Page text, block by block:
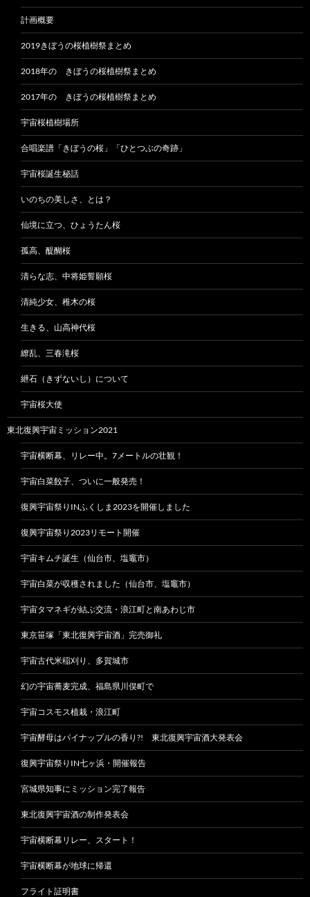
計画概要
2019きぼうの桜植樹祭まとめ
2018年の きぼうの桜植樹祭まとめ
2017年の きぼうの桜植樹祭まとめ
宇宙桜植樹場所
合唱楽譜「きぼうの桜」「ひとつぶの奇跡」
宇宙桜誕生秘話
いのちの美しさ、とは？
仙境に立つ、ひょうたん桜
孤高、醍醐桜
清らな志、中将姫誓願桜
清純少女、稚木の桜
生きる、山高神代桜
繚乱、三春滝桜
紲石（きずないし）について
宇宙桜大使
東北復興宇宙ミッション2021
宇宙横断幕、リレー中。7メートルの壮観！
宇宙白菜餃子、ついに一般発売！
復興宇宙祭りINふくしま2023を開催しました
復興宇宙祭り2023リモート開催
宇宙キムチ誕生（仙台市、塩竈市）
宇宙白菜が収穫されました（仙台市、塩竈市）
宇宙タマネギが結ぶ交流・浪江町と南あわじ市
東京笹塚「東北復興宇宙酒」完売御礼
宇宙古代米稲刈り、多賀城市
幻の宇宙蕎麦完成、福島県川俣町で
宇宙コスモス植栽・浪江町
宇宙酵母はパイナップルの香り?! 東北復興宇宙酒大発表会
復興宇宙祭りIN七ヶ浜・開催報告
宮城県知事にミッション完了報告
東北復興宇宙酒の制作発表会
宇宙横断幕リレー、スタート！
宇宙横断幕が地球に帰還
フライト証明書